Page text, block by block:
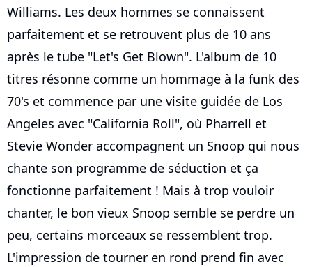
Williams. Les deux hommes se connaissent
parfaitement et se retrouvent plus de 10 ans
après le tube "Let's Get Blown". L'album de 10
titres résonne comme un hommage à la funk des
70's et commence par une visite guidée de Los
Angeles avec "California Roll", où Pharrell et
Stevie Wonder accompagnent un Snoop qui nous
chante son programme de séduction et ça
fonctionne parfaitement ! Mais à trop vouloir
chanter, le bon vieux Snoop semble se perdre un
peu, certains morceaux se ressemblent trop.
L'impression de tourner en rond prend fin avec